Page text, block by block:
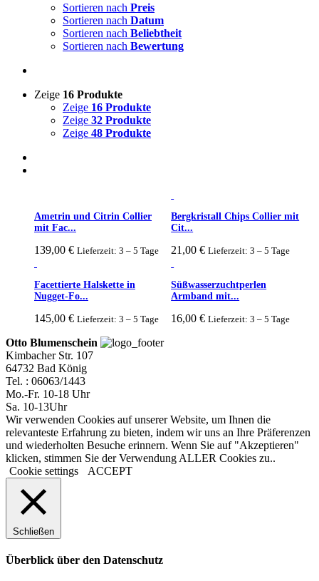
Sortieren nach Preis
Sortieren nach Datum
Sortieren nach Beliebtheit
Sortieren nach Bewertung
Zeige 16 Produkte
Zeige 16 Produkte
Zeige 32 Produkte
Zeige 48 Produkte
Ametrin und Citrin Collier
mit Fac...
139,00 € Lieferzeit: 3 – 5 Tage
Bergkristall Chips Collier mit
Cit...
21,00€ Lieferzeit: 3 – 5 Tage
Facettierte Halskette in
Nugget-Fo...
145,00 € Lieferzeit: 3 – 5 Tage
Süßwasserzuchtperlen
Armband mit...
16,00€ Lieferzeit: 3 – 5 Tage
Otto Blumenschein
Kimbacher Str. 107
64732 Bad König
Tel. : 06063/1443
Mo.-Fr. 10-18 Uhr
Sa. 10-13Uhr
Wir verwenden Cookies auf unserer Website, um Ihnen die
relevanteste Erfahrung zu bieten, indem wir uns an Ihre Präferenzen
und wiederholten Besuche erinnern. Wenn Sie auf "Akzeptieren"
klicken, stimmen Sie der Verwendung ALLER Cookies zu..
Cookie settings
ACCEPT
Schließen
Überblick über den Datenschutz